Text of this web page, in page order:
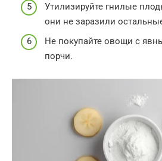
Утилизируйте гнилые
они не заразили
Не покупайте овощи с
порчи.